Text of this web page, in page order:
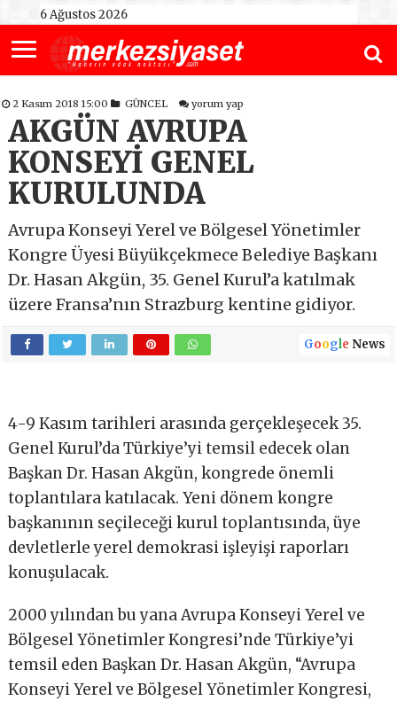
6 Ağustos 2026
2 Kasım 2018 15:00 GÜNCEL yorum yap
AKGÜN AVRUPA
KONSEYİ GENEL
KURULUNDA
Avrupa Konseyi Yerel ve Bölgesel Yönetimler
Kongre Üyesi Büyükçekmece Belediye Başkanı
Dr. Hasan Akgün, 35. Genel Kurul’a katılmak
üzere Fransa’nın Strazburg kentine gidiyor.
Google News
4-9 Kasım tarihleri arasında gerçekleşecek 35.
Genel Kurul’da Türkiye’yi temsil edecek olan
Başkan Dr. Hasan Akgün, kongrede önemli
toplantılara katılacak. Yeni dönem kongre
başkanının seçileceği kurul toplantısında, üye
devletlerle yerel demokrasi işleyişi raporları
konuşulacak.
2000 yılından bu yana Avrupa Konseyi Yerel ve
Bölgesel Yönetimler Kongresi’nde Türkiye’yi
temsil eden Başkan Dr. Hasan Akgün, “Avrupa
Konseyi Yerel ve Bölgesel Yönetimler Kongresi,